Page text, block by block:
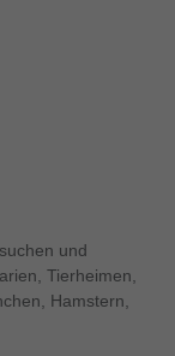
und
Tierheimen,
Hamstern,